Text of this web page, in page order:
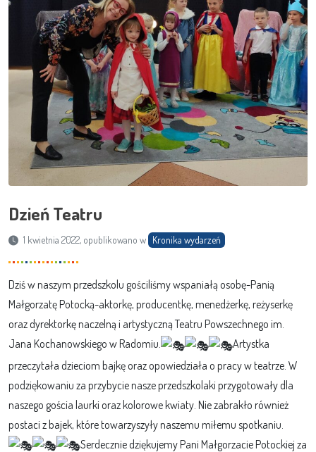
Dzień Teatru
1 kwietnia 2022, opublikowano w Kronika wydarzeń
Dziś w naszym przedszkolu gościliśmy wspaniałą osobę-Panią
Małgorzatę Potocką-aktorkę, producentkę, menedżerkę, reżyserkę
oraz dyrektorkę naczelną i artystyczną Teatru Powszechnego im.
Jana Kochanowskiego w Radomiu.
Artystka
przeczytała dzieciom bajkę oraz opowiedziała o pracy w teatrze. W
podziękowaniu za przybycie nasze przedszkolaki przygotowały dla
naszego gościa laurki oraz kolorowe kwiaty. Nie zabrakło również
postaci z bajek, które towarzyszyły naszemu miłemu spotkaniu.
Serdecznie dziękujemy Pani Małgorzacie Potockiej za